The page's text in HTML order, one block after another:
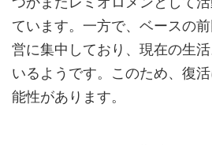
ています。一方で、ベースの
営に集中しており、現在の生
いるようです。このため、復
能性があります。